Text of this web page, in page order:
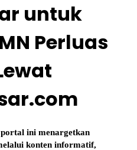
untuk
Perluas
ini menargetkan
konten informatif,